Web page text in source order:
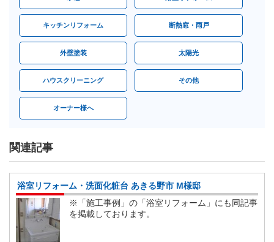
キッチンリフォーム 断熱窓・雨戸
外壁塗装 太陽光
ハウスクリーニング その他
オーナー様へ
関連記事
浴室リフォーム・洗面化粧台 あきる野市 M様邸
※「施工事例」の「浴室リフォーム」にも同記事
を掲載しております。